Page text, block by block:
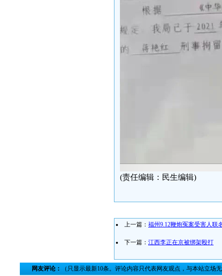
(责任编辑：民生编辑)
上一篇： 福州9.12鞭炮冤案受害人联
下一篇： 江西李正在京被绑架殴打
网友评论： （只显示最新10条。评论内容只代表网友观点，与本站立场